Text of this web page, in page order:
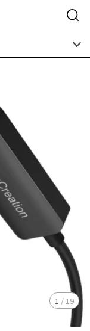
1 / 19